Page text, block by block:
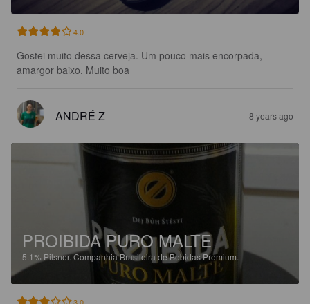
4.0
Gostei muito dessa cerveja. Um pouco mais encorpada,
amargor baixo. Muito boa
ANDRÉ Z 8 years ago
PROIBIDA PURO MALTE
5.1% Pilsner.Companhia Brasileira de Bebidas Premium.
3.0